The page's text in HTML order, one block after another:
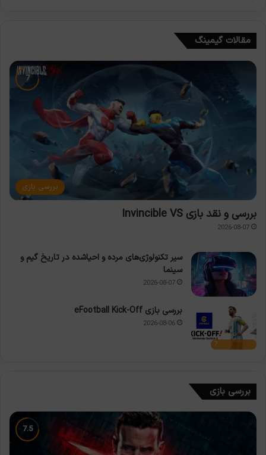
مقالات گیمینگ
بررسی بازی
بررسی و نقد بازی Invincible VS
2026-08-07
سیر تکنولوژی‌های مرده و احیاشده در تاریخ گیم و
سینما
2026-08-07
7
بررسی بازی eFootball Kick-Off
2026-08-06
بررسی بازی